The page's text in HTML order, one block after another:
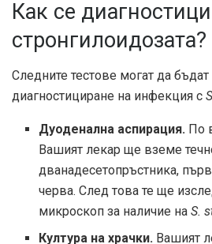
Как се
стронгилоидозата?
Следните тестове могат да
диагностициране на инфекция с
Дуоденална аспирация. По
Вашият лекар ще вземе
дванадесетопръстника,
черва. След това те ще
микроскоп за наличие наS.
Култура на храчки. Вашият